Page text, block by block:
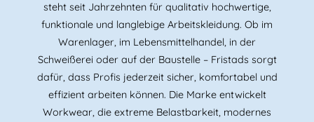
steht seit Jahrzehnten für qualitativ hochwertige,
funktionale und langlebige Arbeitskleidung. Ob im
Warenlager, im Lebensmittelhandel, in der
Schweißerei oder auf der Baustelle – Fristads sorgt
dafür, dass Profis jederzeit sicher, komfortabel und
effizient arbeiten können. Die Marke entwickelt
Workwear, die extreme Belastbarkeit, modernes